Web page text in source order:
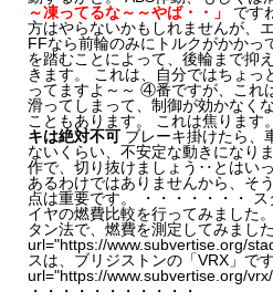
～凍ってるな～～やば・・」
です
方はやらないかもしれませんが、
FFなら前輪のみにトルクがかかっ
を踏むことによって、後輪まで抑
きます。 これは、自分ではちょっ
ってますよ～～ ④番ですが、これ
滑ってしまって、制御が効かなく
こともあります。 これは焦ります
キは絶対不可ブレーキ掛けたら、
ないくらい、不安定な動きになり
作で、切り抜けましょう‥とはい
あるわけではありませんから、そ
点は重要です。 ・・・・・・・
イヤの燃費比較を行ってみました
タン法で、燃費を測定してみまし
url="https://www.subvertise.org/
スは、ブリジストンの「VRX」で
url="https://www.subvertise.org/
・・・・・・・・・・・